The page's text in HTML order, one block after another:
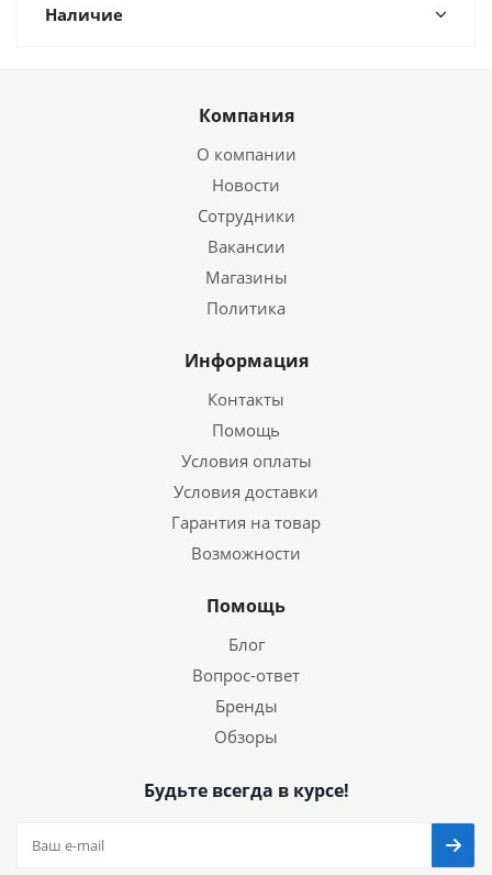
Наличие
Компания
О компании
Новости
Сотрудники
Вакансии
Магазины
Политика
Информация
Контакты
Помощь
Условия оплаты
Условия доставки
Гарантия на товар
Возможности
Помощь
Блог
Вопрос-ответ
Бренды
Обзоры
Будьте всегда в курсе!